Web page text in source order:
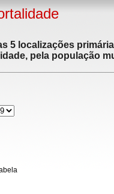
5 localizações
pela população